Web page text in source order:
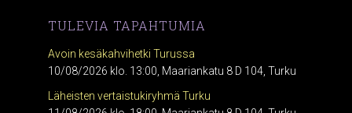
TULEVIA TAPAHTUMIA
Avoin kesäkahvihetki Turussa
10/08/2026 klo. 13:00, Maariankatu 8 D 104, Turku
Läheisten vertaistukiryhmä Turku